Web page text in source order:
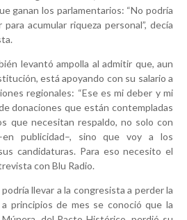
ganan los parlamentarios: “No podría
acumular riqueza personal”, decía
levantó ampolla al admitir que, aun
está apoyando con su salario a
regionales: “Ese es mi deber y mi
donaciones que están contempladas
que necesitan respaldo, no solo con
publicidad–, sino que voy a los
candidaturas. Para eso necesito el
con Blu Radio.
llevar a la congresista a perder la
principios de mes se conoció que la